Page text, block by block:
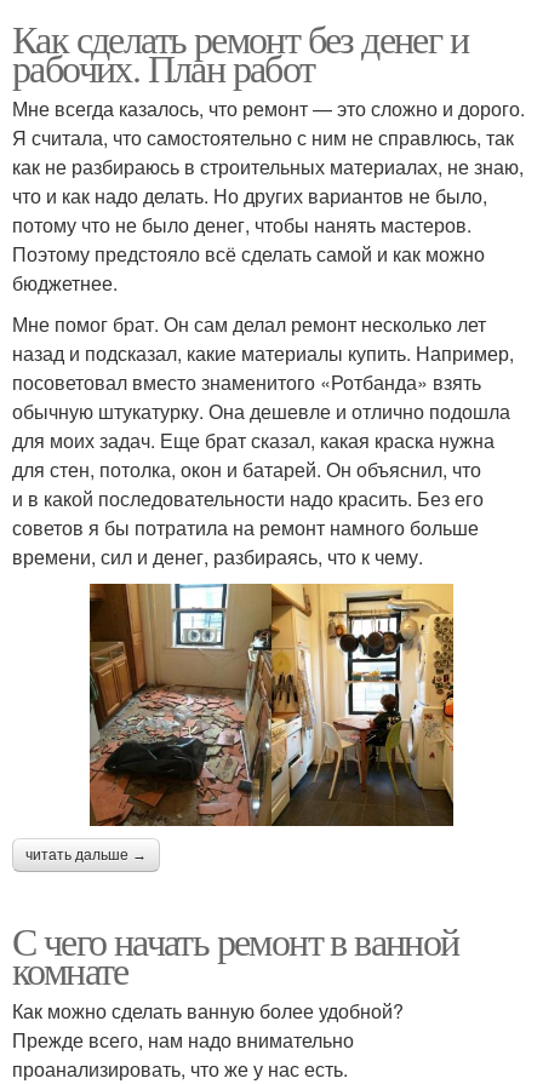
Как сделать ремонт без денег и
рабочих. План работ
Мне всегда казалось, что ремонт — это сложно и дорого.
Я считала, что самостоятельно с ним не справлюсь, так
как не разбираюсь в строительных материалах, не знаю,
что и как надо делать. Но других вариантов не было,
потому что не было денег, чтобы нанять мастеров.
Поэтому предстояло всё сделать самой и как можно
бюджетнее.
Мне помог брат. Он сам делал ремонт несколько лет
назад и подсказал, какие материалы купить. Например,
посоветовал вместо знаменитого «Ротбанда» взять
обычную штукатурку. Она дешевле и отлично подошла
для моих задач. Еще брат сказал, какая краска нужна
для стен, потолка, окон и батарей. Он объяснил, что
и в какой последовательности надо красить. Без его
советов я бы потратила на ремонт намного больше
времени, сил и денег, разбираясь, что к чему.
читать дальше →
С чего начать ремонт в ванной
комнате
Как можно сделать ванную более удобной?
Прежде всего, нам надо внимательно
проанализировать, что же у нас есть.